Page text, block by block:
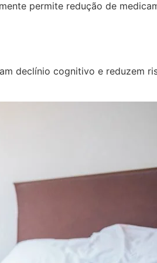
permite redução de
declínio cognitivo e reduzem